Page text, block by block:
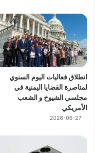
انطلاق فعاليات اليوم السنوي
لمناصرة القضايا اليمنية في
مجلسي الشيوخ و الشعب
الأمريكي
2026-06-27